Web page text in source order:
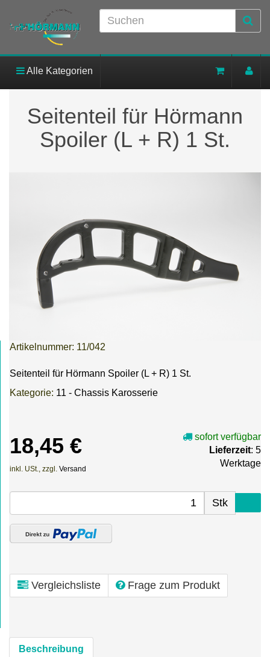
Alle Kategorien
Seitenteil für Hörmann
Spoiler (L + R) 1 St.
Artikelnummer: 11/042
Seitenteil für Hörmann Spoiler (L + R) 1 St.
Kategorie: 11 - Chassis Karosserie
18,45 €
inkl. USt., zzgl. Versand
sofort verfügbar
Lieferzeit: 5
Werktage
Stk
Vergleichsliste Frage zum Produkt
Beschreibung